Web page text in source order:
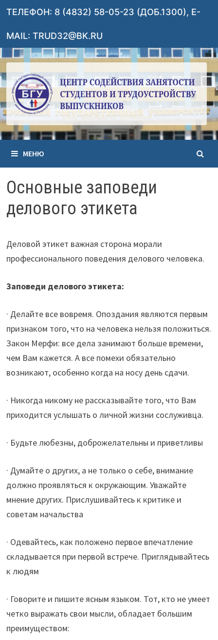
Перейти
содержимому
ТЕЛЕФОН: 8 (4832) 58-05-23 (ДОБ.1300), E-
MAIL: TRUD32@BK.RU
МЕНЮ
Основные заповеди
делового этикета
Деловой этикет важная сторона морали
профессионального поведения делового человека.
Заповеди делового этикета:
· Делайте все вовремя. Опоздания являются первым
признаком того, что на человека нельзя положиться.
Закон Мерфи: все дела занимают больше времени,
чем Вам кажется. А все помехи обязательно
возникают, особенно когда на носу день сдачи.
· Никогда никому не рассказывайте того, что Вам
приходится услышать о личной жизни сослуживца.
· Будьте любезны, доброжелательны и приветливы
· Думайте о других, а не только о себе, внимание
должно проявляться к окружающим. Уважайте
мнение других. Прислушивайтесь к критике и
советам начальства
· Одевайтесь, как положено первое впечатление
складывается при первой встрече. Приглядывайтесь
к людям
· Говорите и пишите ясным языком. Тот, кто не умеет
четко выражать свои мысли, обладает большим
преимуществом: